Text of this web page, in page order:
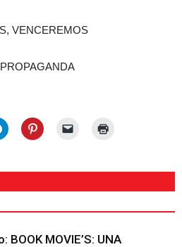
VENCEREMOS
BOOK MOVIE’S: UNA